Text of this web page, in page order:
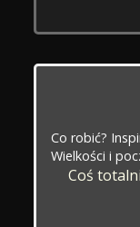
Co robić?
Wielkości i
Coś